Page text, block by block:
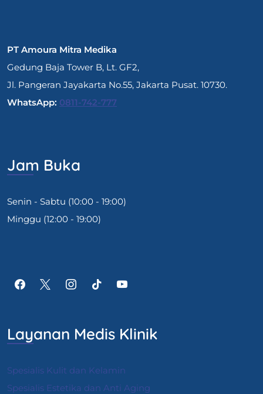
PT Amoura Mitra Medika
Gedung Baja Tower B, Lt. GF2,
Jl. Pangeran Jayakarta No.55, Jakarta Pusat. 10730.
WhatsApp: 0811-742-777
Jam Buka
Senin - Sabtu (10:00 - 19:00)
Minggu (12:00 - 19:00)
Layanan Medis Klinik
Spesialis Kulit dan Kelamin
Spesialis Estetika dan Anti Aging